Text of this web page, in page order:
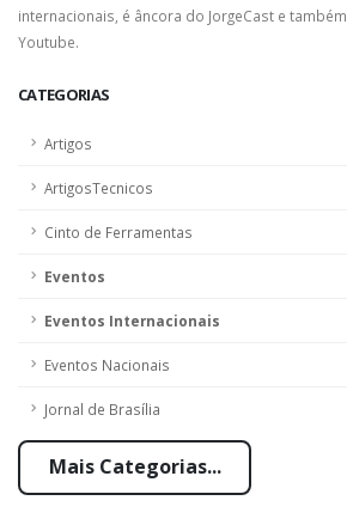
CATEGORIAS
Artigos
ArtigosTecnicos
Cinto de Ferramentas
Eventos
Eventos Internacionais
Eventos Nacionais
Jornal de Brasília
Mais Categorias...
internacionais, é âncora do JorgeCast e
Youtube.